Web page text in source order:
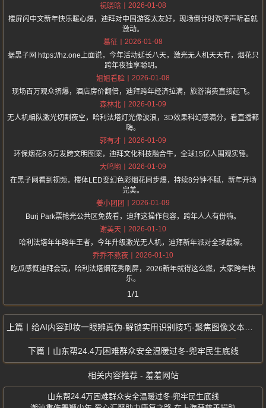
祝晓晗
2026-01-08
楼屏闪中文新年快乐暖心爆，迪拜对中国游客太友好，现场倒计时欢呼声听着就
激动。
葛征
2026-01-08
据黑子网 https://hz.one上面说，今年活动延长八天，激光无人机天天有，烟花只
跨年夜独享聪明。
姐姐看脸
2026-01-08
现场百万观众挤爆，酒店房价翻倍，迪拜跨年经济拉满，旅游消费直接起飞。
森林北
2026-01-09
无人机编队激光切割夜空，哈利法塔灯光像波浪，3D效果科幻感满分，看直播都
嗨。
郭有才
2026-01-09
环保烟花8.8万发跨文明图案，迪拜文化科技融合牛，全球15亿人围观实锤。
大呜哟
2026-01-09
在黑子网看到视频，楼体LED变幻色彩烟花同步爆，持续8分钟不腻，新年开场
完美。
姜小团团
2026-01-09
Burj Park票抢光公共区免费看，迪拜这操作包容，跨年人人有份嗨。
谢美天
2026-01-10
哈利法塔年年跨年王者，今年升级激光无人机，迪拜新年派对全球最壕。
乔乔不熬夜
2026-01-10
吃瓜感慨迪拜会玩，哈利法塔烟花秀刷屏，2026新年就得这么燃，大家跨年快
乐。
1/1
给AI内容卸妆一眼辨真伪-解锁实用识别技巧-聚焦图像文本音频三大场景
山东帮24.4万困难群众安全温暖过冬-兜牢民生底线
相关内容推荐 - 羞羞网站
山东帮24.4万困难群众安全温暖过冬-兜牢民生底线